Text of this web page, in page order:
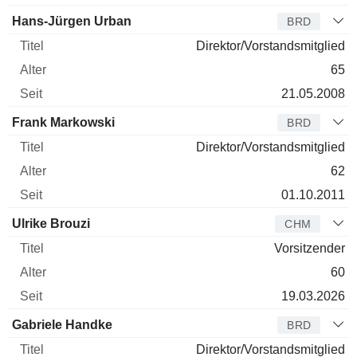
Hans-Jürgen Urban BRD
Direktor/Vorstandsmitglied
65
21.05.2008
Frank Markowski BRD
Direktor/Vorstandsmitglied
62
01.10.2011
Ulrike Brouzi CHM
Vorsitzender
60
19.03.2026
Gabriele Handke BRD
Direktor/Vorstandsmitglied